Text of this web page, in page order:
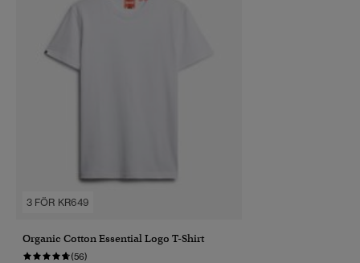
3 FÖR KR649
Organic Cotton Essential Logo T-Shirt
(56)